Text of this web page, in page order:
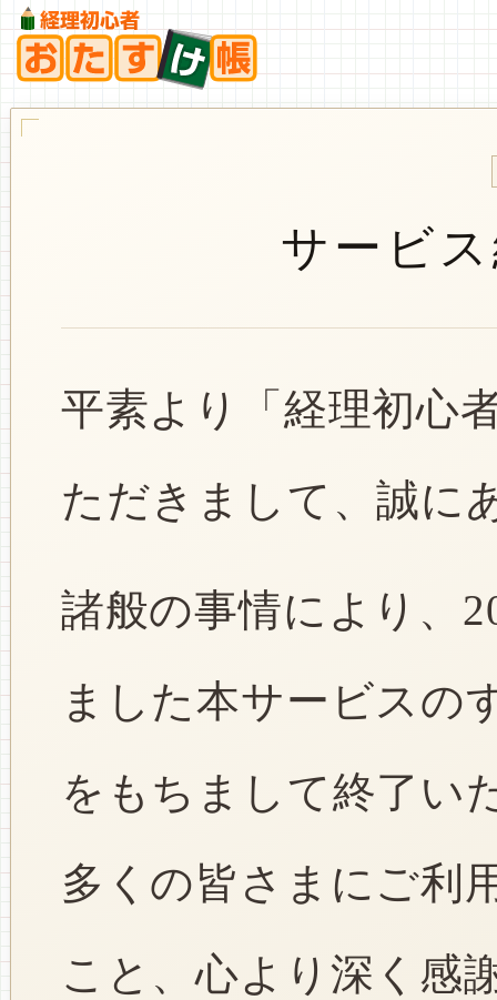
サービ
平素より「経理初心
ただきまして、誠に
諸般の事情により、
ました本サービスの
をもちまして終了い
多くの皆さまにご利
こと、心より深く感